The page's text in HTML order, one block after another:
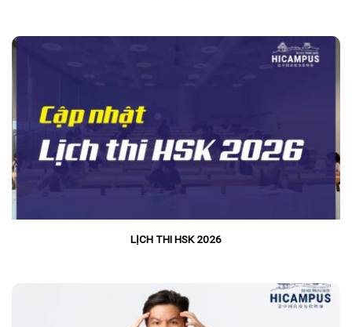
LỊCH THI HSK 2026